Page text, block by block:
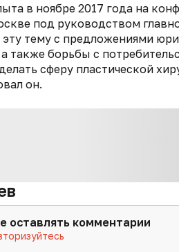
в ноябре 2017 года на
под руководством
тему с предложениями
а также борьбы с
сферу пластической
он.
оставлять комментарии